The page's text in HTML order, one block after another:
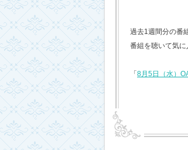
過去1週間分の番
番組を聴いて気に
「 8月5日（水）